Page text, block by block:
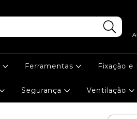
Ferramentas Fixação e
Segurança Ventilação